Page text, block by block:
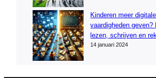
Kinderen meer digitale
vaardigheden geven?
lezen, schrijven en
14 januari 2024